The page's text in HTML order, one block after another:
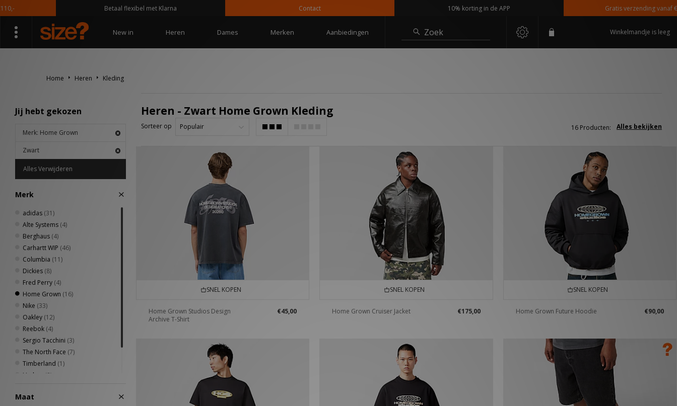
Betaal flexibel met Klarna Contact 10% korting in de APP Gratis verzending vanaf €110,-
New in Heren Dames Merken Aanbiedingen Zoek Winkelmandje is leeg
Home Heren Kleding
Jij hebt gekozen
Merk: Home Grown
Zwart
Alles Verwijderen
Merk
adidas (31)
Alte Systems (4)
Berghaus (4)
Carhartt WIP (46)
Columbia (11)
Dickies (8)
Fred Perry (4)
Home Grown (16)
Nike (33)
Oakley (12)
Reebok (4)
Sergio Tacchini (3)
The North Face (7)
Timberland (1)
Umbro
(8)
XLARGE
Maat
Heren - Zwart Home Grown Kleding
Sorteer op Alles bekijken
16 Producten:
SNEL KOPEN
Home Grown Studios Design
Archive T-Shirt
€45,00
SNEL KOPEN
Home Grown Cruiser Jacket €175,00
SNEL KOPEN
Home Grown Future Hoodie €90,00